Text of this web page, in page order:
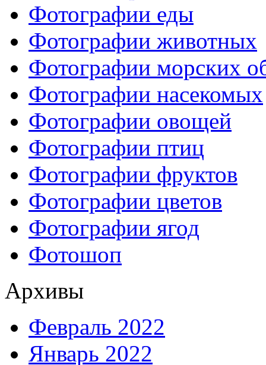
Фотографии еды
Фотографии животных
Фотографии морских
Фотографии насекомых
Фотографии овощей
Фотографии птиц
Фотографии фруктов
Фотографии цветов
Фотографии ягод
Фотошоп
Архивы
Февраль 2022
Январь 2022